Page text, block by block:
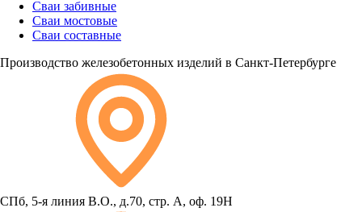
Сваи забивные
Сваи мостовые
Сваи составные
Производство железобетонных изделий в Санкт-Петербурге
СПб, 5-я линия В.О., д.70, стр. А, оф. 19Н